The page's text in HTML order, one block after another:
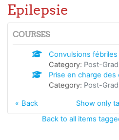
Epilepsie
COURSES
Convulsions fébriles
Category: Post-
Prise en charge des
Category: Post-
Back
Show only
Back to all items